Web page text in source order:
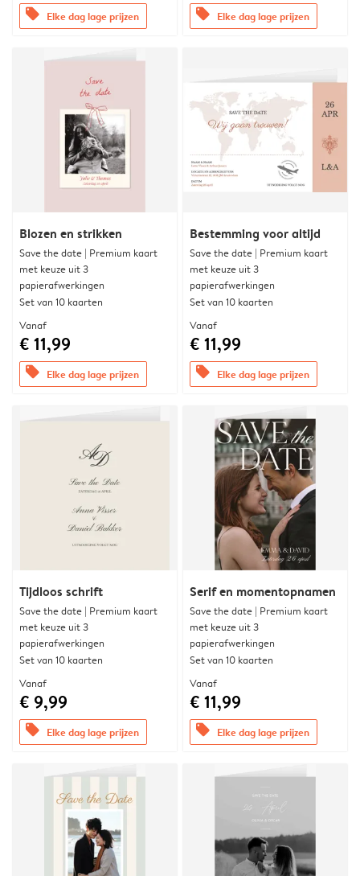
offers Elke dag lage prijzen offers Elke dag lage prijzen
Blozen en strikken
Save the date | Premium kaart
met keuze uit 3
papierafwerkingen
Set van 10 kaarten
Vanaf
€ 11,99
offers Elke dag lage prijzen
Bestemming voor altijd
Save the date | Premium kaart
met keuze uit 3
papierafwerkingen
Set van 10 kaarten
Vanaf
€ 11,99
offers Elke dag lage prijzen
Tijdloos schrift
Save the date | Premium kaart
met keuze uit 3
papierafwerkingen
Set van 10 kaarten
Vanaf
€ 9,99
offers Elke dag lage prijzen
Serif en momentopnamen
Save the date | Premium kaart
met keuze uit 3
papierafwerkingen
Set van 10 kaarten
Vanaf
€ 11,99
offers Elke dag lage prijzen